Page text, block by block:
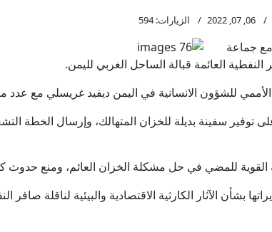
06, 07, 2022 الزيارات: 594
مع جماعة
العائمة قبالة الساحل الغربي لليمن.
للشؤون الانسانية في اليمن ديفيد غريسلي مع
توفير سفينة بديلة للخزان المتهالك، وإرسال الخطة
للمضي في حل مشكلة الخزان العائم، ومنع حدوث
الآثار الكارثية الاقتصادية والبيئية لناقلة صافر